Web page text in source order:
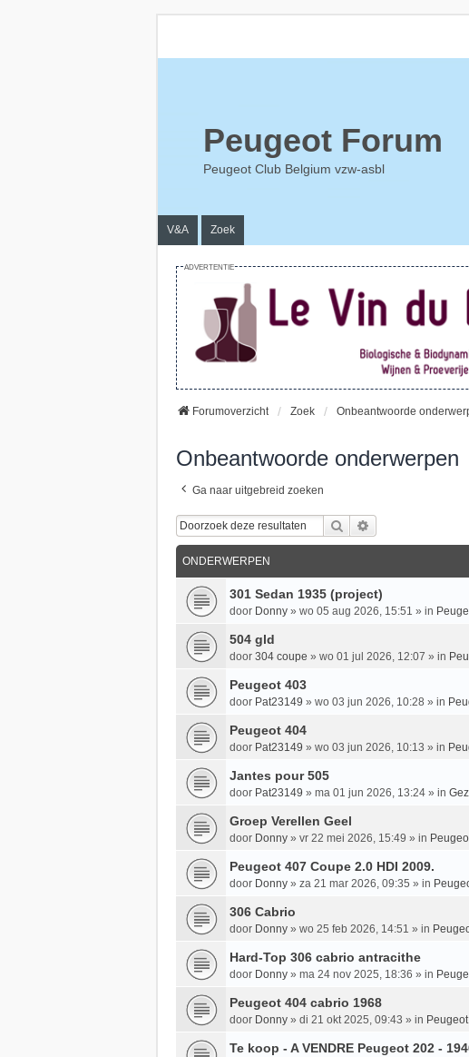
Peugeot Forum
Peugeot Club Belgium vzw-asbl
V&A Zoek
ADVERTENTIE
Forumoverzicht Zoek Onbeantwoorde
Onbeantwoorde onderwerpen
Ga naar uitgebreid zoeken
Zoek
ONDERWERPEN
301 Sedan 1935 (project)
door Donny » wo 05 aug 2026, 15:51 » in
504 gld
door 304 coupe » wo 01 jul 2026, 12:07 » in
Peugeot 403
door Pat23149 » wo 03 jun 2026, 10:28 » in
Peugeot 404
door Pat23149 » wo 03 jun 2026, 10:13 » in
Jantes pour 505
door Pat23149 » ma 01 jun 2026, 13:24 » in
Groep Verellen Geel
door Donny » vr 22 mei 2026, 15:49 » in
Peugeot 407 Coupe 2.0 HDI 2009.
door Donny » za 21 mar 2026, 09:35 » in
306 Cabrio
door Donny » wo 25 feb 2026, 14:51 » in
Hard-Top 306 cabrio antracithe
door Donny » ma 24 nov 2025, 18:36 » in
Peugeot 404 cabrio 1968
door Donny » di 21 okt 2025, 09:43 » in
Te koop - A VENDRE Peugeot 202 -